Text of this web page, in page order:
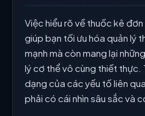
Việc hiểu rõ về thuốc kê
giúp bạn tối ưu hóa quản lý
mạnh mà còn mang lại
lý cơ thể vô cùng thiết thực.
dạng của các yếu tố liên
phải có cái nhìn sâu sắc và